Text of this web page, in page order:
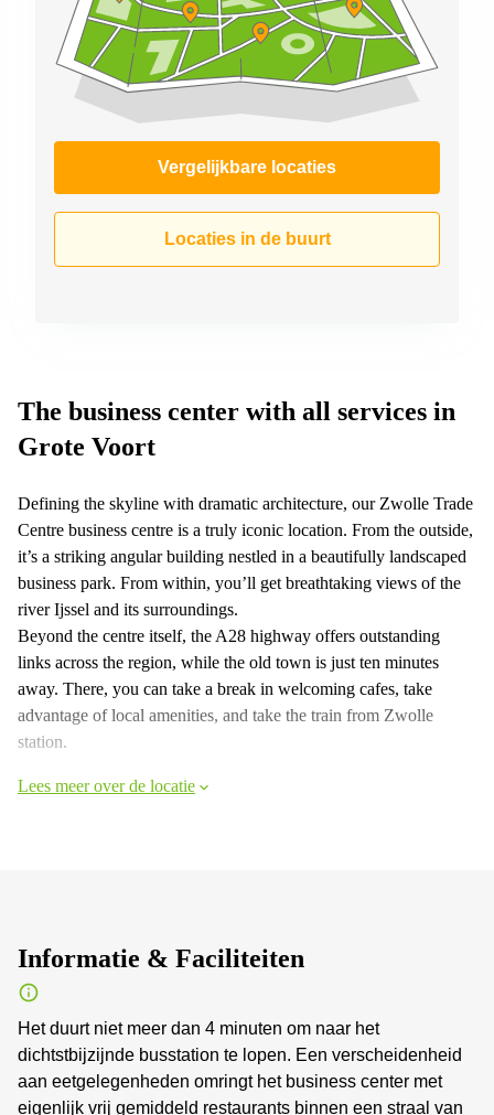
Hengelo
Bedrijfsruimte
Huren in
Nijmegen
Vergelijkbare locaties
Locaties in de buurt
The business center with all services in
Grote Voort
Defining the skyline with dramatic architecture, our Zwolle Trade
Centre business centre is a truly iconic location. From the outside,
it’s a striking angular building nestled in a beautifully landscaped
business park. From within, you’ll get breathtaking views of the
river Ijssel and its surroundings.
Beyond the centre itself, the A28 highway offers outstanding
links across the region, while the old town is just ten minutes
away. There, you can take a break in welcoming cafes, take
advantage of local amenities, and take the train from Zwolle
station.
Lees meer over de locatie
Informatie & Faciliteiten
Het duurt niet meer dan 4 minuten om naar het
dichtstbijzijnde busstation te lopen. Een verscheidenheid
aan eetgelegenheden omringt het business center met
eigenlijk vrij gemiddeld restaurants binnen een straal van